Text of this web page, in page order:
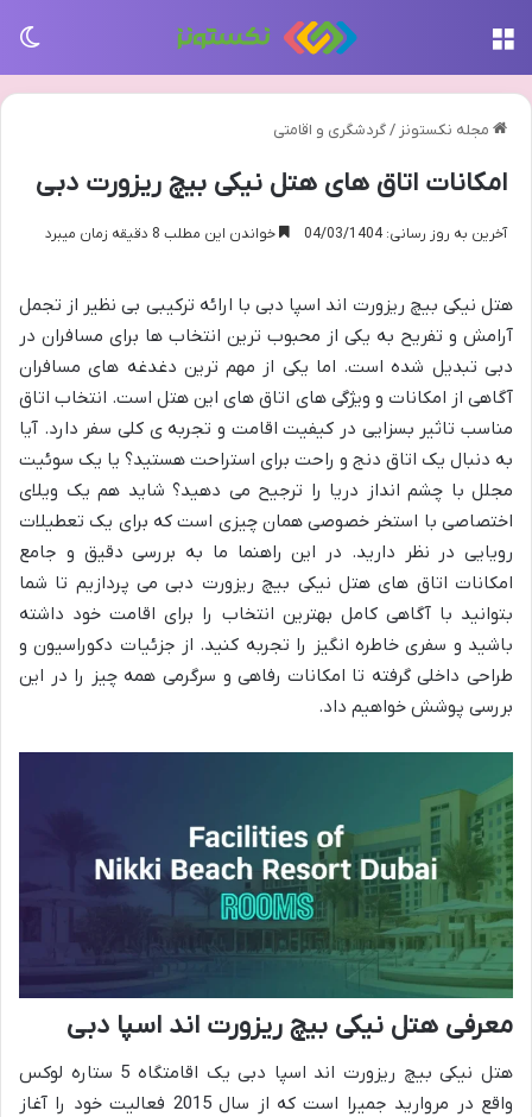
مجله نکستونز /گردشگری و اقامتی
امکانات اتاق های هتل نیکی بیچ ریزورت دبی
آخرین به روز رسانی: 04/03/1404 خواندن این مطلب 8 دقیقه زمان میبرد
هتل نیکی بیچ ریزورت اند اسپا دبی با ارائه ترکیبی بی نظیر از تجمل
آرامش و تفریح به یکی از محبوب ترین انتخاب ها برای مسافران در
دبی تبدیل شده است. اما یکی از مهم ترین دغدغه های مسافران
آگاهی از امکانات و ویژگی های اتاق های این هتل است. انتخاب اتاق
مناسب تاثیر بسزایی در کیفیت اقامت و تجربه ی کلی سفر دارد. آیا
به دنبال یک اتاق دنج و راحت برای استراحت هستید؟ یا یک سوئیت
مجلل با چشم انداز دریا را ترجیح می دهید؟ شاید هم یک ویلای
اختصاصی با استخر خصوصی همان چیزی است که برای یک تعطیلات
رویایی در نظر دارید. در این راهنما ما به بررسی دقیق و جامع
امکانات اتاق های هتل نیکی بیچ ریزورت دبی می پردازیم تا شما
بتوانید با آگاهی کامل بهترین انتخاب را برای اقامت خود داشته
باشید و سفری خاطره انگیز را تجربه کنید. از جزئیات دکوراسیون و
طراحی داخلی گرفته تا امکانات رفاهی و سرگرمی همه چیز را در این
بررسی پوشش خواهیم داد.
معرفی هتل نیکی بیچ ریزورت اند اسپا دبی
هتل نیکی بیچ ریزورت اند اسپا دبی یک اقامتگاه 5 ستاره لوکس
واقع در مروارید جمیرا است که از سال 2015 فعالیت خود را آغاز